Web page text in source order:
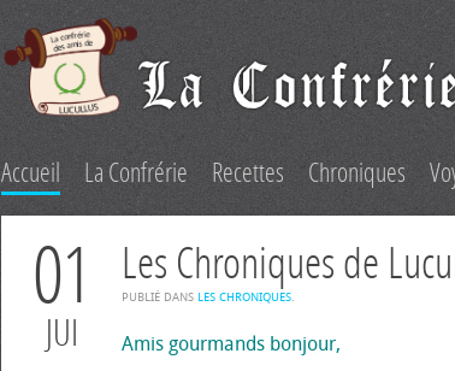
Accueil La Confrérie Recettes Chroniques
01
JUI
Les Chroniques de
PUBLIÉ DANS LES CHRONIQUES.
Amis gourmands bonjour,